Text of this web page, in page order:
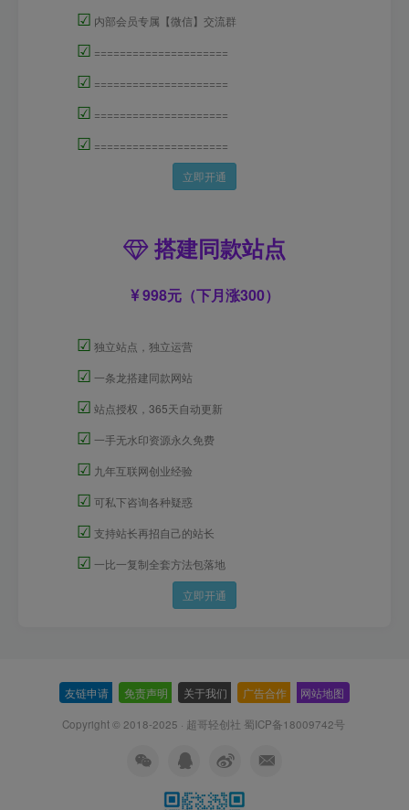
☑ 内部会员专属【微信】交流群
☑ =====================
☑ =====================
☑ =====================
☑ =====================
立即开通
搭建同款站点
998元（下月涨300）
☑ 独立站点，独立运营
☑ 一条龙搭建同款网站
☑ 站点授权，365天自动更新
☑ 一手无水印资源永久免费
☑ 九年互联网创业经验
☑ 可私下咨询各种疑惑
☑ 支持站长再招自己的站长
☑ 一比一复制全套方法包落地
立即开通
友链申请 免责声明 关于我们 广告合作 网站地图
Copyright © 2018-2025 · 超哥轻创社 蜀ICP备18009742号